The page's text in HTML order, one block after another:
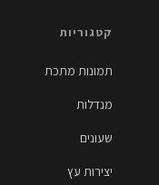
קטגוריות
תמונות מתכת
מנדלות
שעונים
יצירות עץ